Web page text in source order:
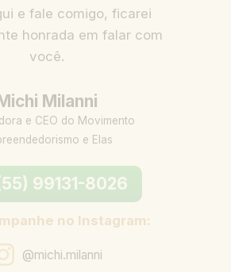
e fale comigo, ficarei
honrada em falar com
você.
Milanni
e CEO do Movimento
e Elas
99131-8026
no Instagram:
@michi.milanni